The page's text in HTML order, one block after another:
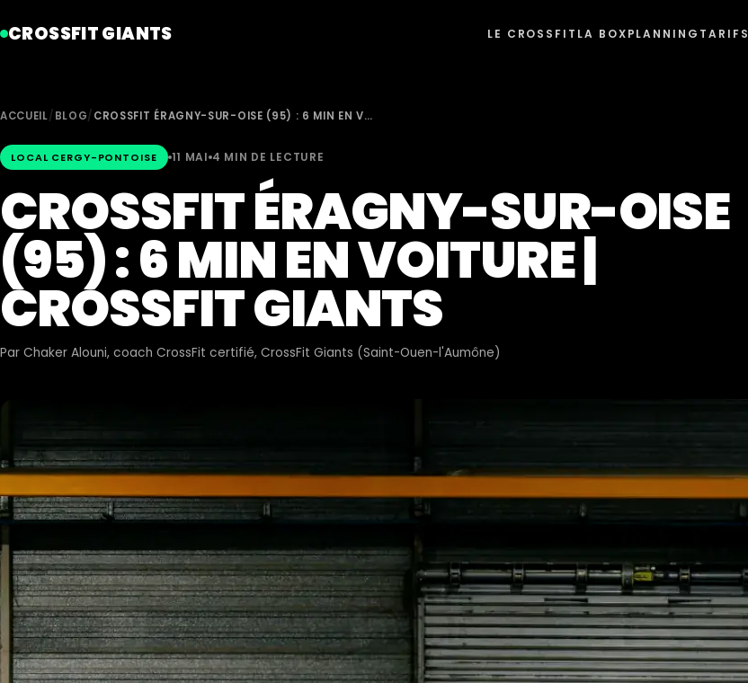
CROSSFIT GIANTS LE CROSSFIT LA BOXPLANNING TARIFS
ACCUEIL/ BLOG/ CROSSFIT ÉRAGNY-SUR-OISE (95) : 6 MIN EN V…
LOCAL CERGY-PONTOISE 11 MAI 4 MIN DE LECTURE
CROSSFIT ÉRAGNY-SUR-OISE
(95) : 6 MIN EN VOITURE |
CROSSFIT GIANTS
Par Chaker Alouni, coach CrossFit certifié, CrossFit Giants (Saint-Ouen-l'Aumône)